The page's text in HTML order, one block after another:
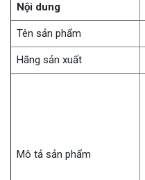
Nội dung
Tên sản phẩm
Hãng sản xuất
Mô tả sản phẩm